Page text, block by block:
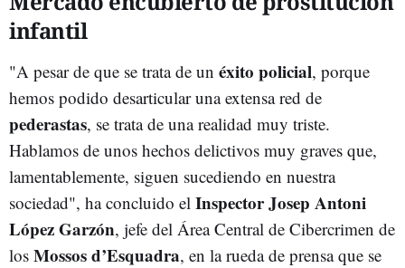
infantil
"A pesar de que se trata de un éxito policial, porque
hemos podido desarticular una extensa red de
pederastas, se trata de una realidad muy triste.
Hablamos de unos hechos delictivos muy graves que,
lamentablemente, siguen sucediendo en nuestra
sociedad", ha concluido el InspectorJosep Antoni
López Garzón, jefe del Área Central de Cibercrimen de
los Mossos d’Esquadra, en la rueda de prensa que se